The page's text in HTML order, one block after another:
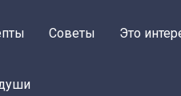
Советы Это